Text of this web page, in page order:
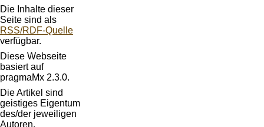
Die Inhalte dieser
Seite sind als
RSS/RDF-Quelle
verfügbar.
Diese Webseite
basiert auf
pragmaMx 2.3.0.
Die Artikel sind
geistiges Eigentum
des/der jeweiligen
Autoren,